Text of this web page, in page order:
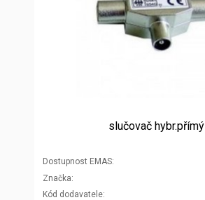
slučovač hybr.přímý
Dostupnost EMAS
Značka
Kód dodavatele